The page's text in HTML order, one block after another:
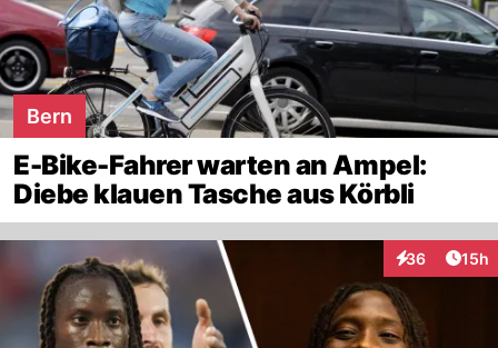
Bern
E-Bike-Fahrer warten an Ampel:
Diebe klauen Tasche aus Körbli
36
Interaktionen
15h